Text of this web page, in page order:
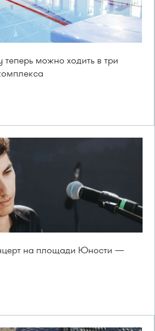
можно ходить в три
на площади Юности —